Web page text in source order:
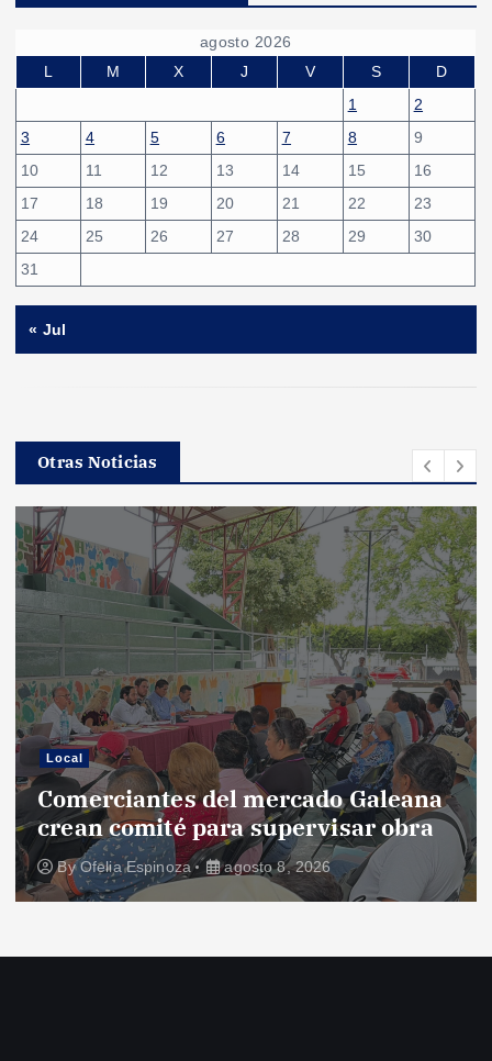
agosto 2026
L
M X J V S
D
1
2
3
4 5 6 7 8
9
10
11 12 13 14 15
16
17
18 19 20 21 22
23
24
25 26 27 28 29
30
31
« Jul
Otras Noticias
Local
Comerciantes del mercado Galeana
crean comité para supervisar obra
ByOfelia Espinoza agosto 8, 2026